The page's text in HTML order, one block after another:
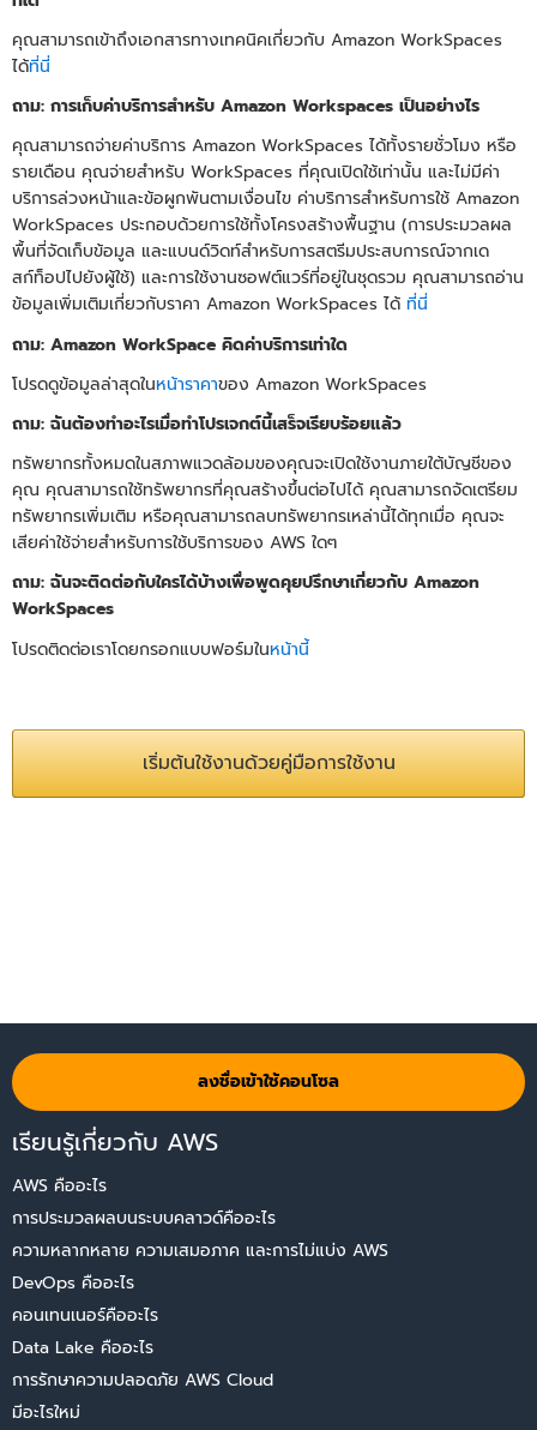
คุณสามารถเข้าถึงเอกสารทางเทคนิคเกี่ยวกับ Amazon WorkSpaces
ได้ที่นี่
ถาม: การเก็บค่าบริการสำหรับ Amazon Workspaces เป็นอย่างไร
คุณสามารถจ่ายค่าบริการ Amazon WorkSpaces ได้ทั้งรายชั่วโมง หรือ
รายเดือน คุณจ่ายสำหรับ WorkSpaces ที่คุณเปิดใช้เท่านั้น และไม่มีค่า
บริการล่วงหน้าและข้อผูกพันตามเงื่อนไข ค่าบริการสำหรับการใช้ Amazon
WorkSpaces ประกอบด้วยการใช้ทั้งโครงสร้างพื้นฐาน (การประมวลผล
พื้นที่จัดเก็บข้อมูล และแบนด์วิดท์สำหรับการสตรีมประสบการณ์จากเด
สก์ท็อปไปยังผู้ใช้) และการใช้งานซอฟต์แวร์ที่อยู่ในชุดรวม คุณสามารถอ่าน
ข้อมูลเพิ่มเติมเกี่ยวกับราคา Amazon WorkSpaces ได้ ที่นี่
ถาม: Amazon WorkSpace คิดค่าบริการเท่าใด
โปรดดูข้อมูลล่าสุดในหน้าราคาของ Amazon WorkSpaces
ถาม: ฉันต้องทำอะไรเมื่อทำโปรเจกต์นี้เสร็จเรียบร้อยแล้ว
ทรัพยากรทั้งหมดในสภาพแวดล้อมของคุณจะเปิดใช้งานภายใต้บัญชีของ
คุณ คุณสามารถใช้ทรัพยากรที่คุณสร้างขึ้นต่อไปได้ คุณสามารถจัดเตรียม
ทรัพยากรเพิ่มเติม หรือคุณสามารถลบทรัพยากรเหล่านี้ได้ทุกเมื่อ คุณจะ
เสียค่าใช้จ่ายสำหรับการใช้บริการของ AWS ใดๆ
ถาม: ฉันจะติดต่อกับใครได้บ้างเพื่อพูดคุยปรึกษาเกี่ยวกับ Amazon
WorkSpaces
โปรดติดต่อเราโดยกรอกแบบฟอร์มในหน้านี้
เริ่มต้นใช้งานด้วยคู่มือการใช้งาน
ลงชื่อเข้าใช้คอนโซล
เรียนรู้เกี่ยวกับ AWS
AWS คืออะไร
การประมวลผลบนระบบคลาวด์คืออะไร
ความหลากหลาย ความเสมอภาค และการไม่แบ่ง AWS
DevOps คืออะไร
คอนเทนเนอร์คืออะไร
Data Lake คืออะไร
การรักษาความปลอดภัย AWS Cloud
มีอะไรใหม่